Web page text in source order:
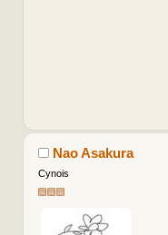
Nao Asakura
Cynois